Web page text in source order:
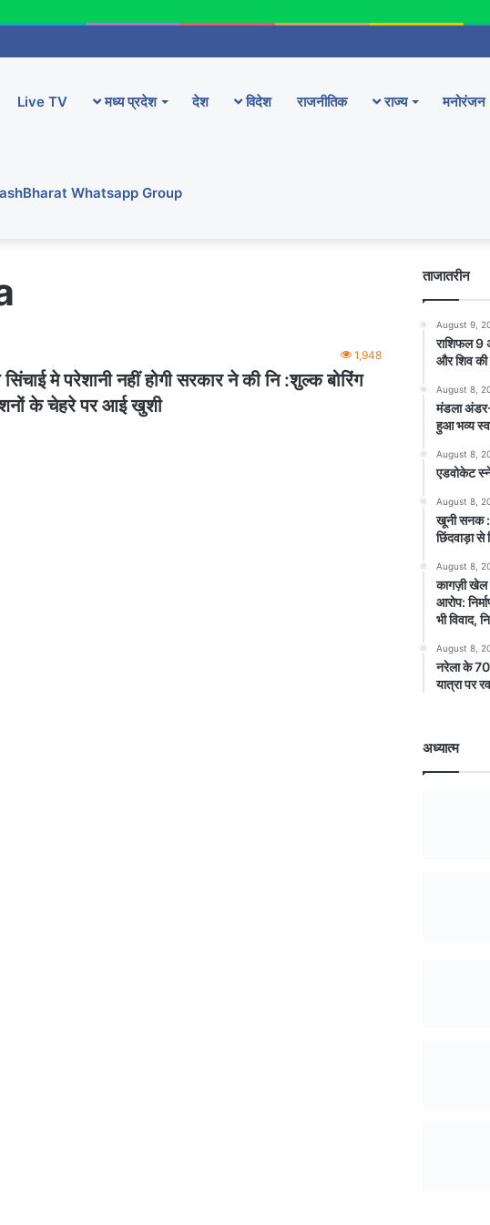
Live TV मध्य प्रदेश देश विदेश राजनीतिक राज्य मनोरंजन
Whatsapp Group
1,948
मे परेशानी नहीं होगी सरकार ने की नि :शुल्क बोरिंग
के चेहरे पर आई खुशी
ताजातरीन
August 9,
राशिफल 9
और शिव की
August 8,
मंडला अंडर-
हुआ भव्य
August 8,
एडवोकेट
August 8,
खूनी सनक :
छिंदवाड़ा से
August 8,
कागज़ी खेल
आरोप:
भी विवाद,
August 8,
नरेला के 70
यात्रा पर
अध्यात्म